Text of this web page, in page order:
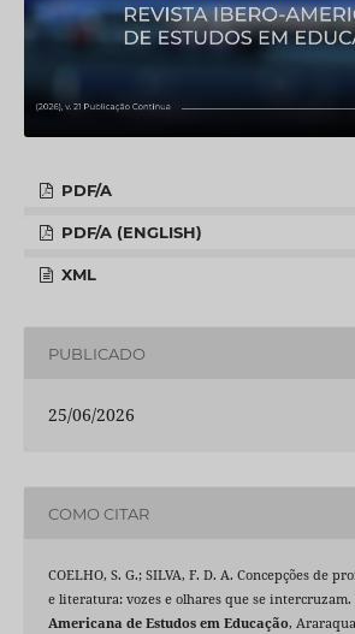
PDF/A
PDF/A (ENGLISH)
XML
PUBLICADO
25/06/2026
COMO CITAR
COELHO, S. G.; SILVA, F. D. A. Concepções de
e literatura: vozes e olhares que se intercruzam.
Americana de Estudos em Educação,